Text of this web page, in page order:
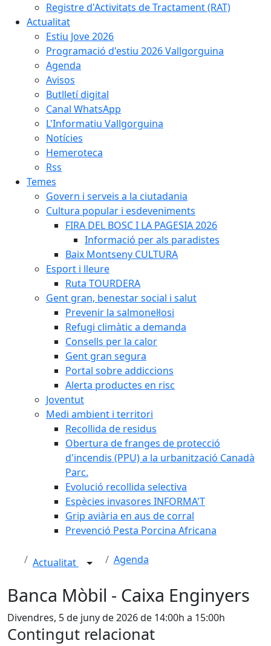
Registre d'Activitats de Tractament (RAT)
Actualitat
Estiu Jove 2026
Programació d'estiu 2026 Vallgorguina
Agenda
Avisos
Butlletí digital
Canal WhatsApp
L'Informatiu Vallgorguina
Notícies
Hemeroteca
Rss
Temes
Govern i serveis a la ciutadania
Cultura popular i esdeveniments
FIRA DEL BOSC I LA PAGESIA 2026
Informació per als paradistes
Baix Montseny CULTURA
Esport i lleure
Ruta TOURDERA
Gent gran, benestar social i salut
Prevenir la salmonel·losi
Refugi climàtic a demanda
Consells per la calor
Gent gran segura
Portal sobre addiccions
Alerta productes en risc
Joventut
Medi ambient i territori
Recollida de residus
Obertura de franges de protecció
d'incendis (PPU) a la urbanització Canadà
Parc.
Evolució recollida selectiva
Espècies invasores INFORMA'T
Grip aviària en aus de corral
Prevenció Pesta Porcina Africana
Actualitat Agenda
Banca Mòbil - Caixa Enginyers
Divendres, 5 de juny de 2026 de 14:00h a 15:00h
Contingut relacionat